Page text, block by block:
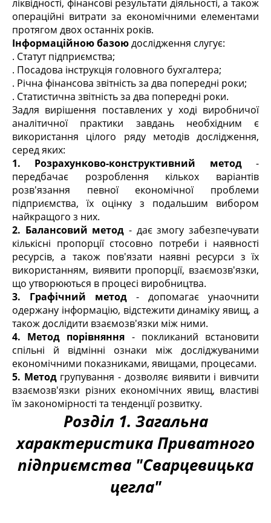
ліквідності, фінансові результати діяльності, а також
операційні витрати за економічними елементами
протягом двох останніх років.
Інформаційною базоюдослідження слугує:
. Статут підприємства;
. Посадова інструкція головного бухгалтера;
. Річна фінансова звітність за два попередні роки;
. Статистична звітність за два попередні роки.
Задля вирішення поставлених у ході виробничої
аналітичної практики завдань необхідним є
використання цілого ряду методів дослідження,
серед яких:
1. Розрахунково-конструктивний метод-
передбачає розроблення кількох варіантів
розв'язання певної економічної проблеми
підприємства, їх оцінку з подальшим вибором
найкращого з них.
2. Балансовий метод - дає змогу забезпечувати
кількісні пропорції стосовно потреби і наявності
ресурсів, а також пов'язати наявні ресурси з їх
використанням, виявити пропорції, взаємозв'язки,
що утворюються в процесі виробництва.
3. Графічний метод - допомагає унаочнити
одержану інформацію, відстежити динаміку явищ, а
також дослідити взаємозв'язки між ними.
4. Метод порівняння - покликаний встановити
спільні й відмінні ознаки між досліджуваними
економічними показниками, явищами, процесами.
5. Метод групування - дозволяє виявити і вивчити
взаємозв'язки різних економічних явищ, властиві
їм закономірності та тенденції розвитку.
Розділ 1. Загальна
характеристика Приватного
підприємства "Сварцевицька
цегла"